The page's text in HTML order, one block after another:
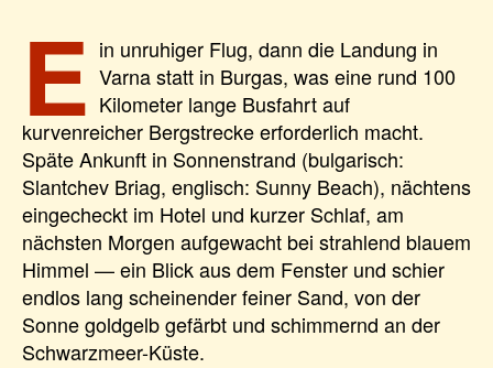
E in unruhiger Flug, dann die Landung in
Varna statt in Burgas, was eine rund 100
Kilometer lange Busfahrt auf
kurvenreicher Bergstrecke erforderlich macht.
Späte Ankunft in Sonnenstrand (bulgarisch:
Slantchev Briag, englisch: Sunny Beach), nächtens
eingecheckt im Hotel und kurzer Schlaf, am
nächsten Morgen aufgewacht bei strahlend blauem
Himmel — ein Blick aus dem Fenster und schier
endlos lang scheinender feiner Sand, von der
Sonne goldgelb gefärbt und schimmernd an der
Schwarzmeer-Küste.